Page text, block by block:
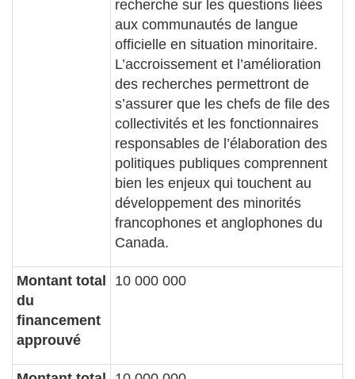
recherche sur les questions liées
aux communautés de langue
officielle en situation minoritaire.
L’accroissement et l’amélioration
des recherches permettront de
s’assurer que les chefs de file des
collectivités et les fonctionnaires
responsables de l’élaboration des
politiques publiques comprennent
bien les enjeux qui touchent au
développement des minorités
francophones et anglophones du
Canada.
Montant total
du
financement
approuvé
10 000 000